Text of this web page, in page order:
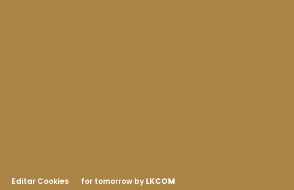
Editar Cookies for tomorrow by LKCOM